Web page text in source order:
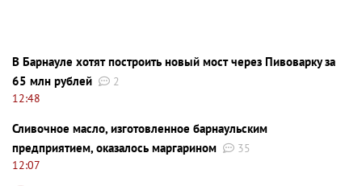
В Барнауле хотят построить новый мост через Пивоварку за
65 млн рублей
2
12:48
Сливочное масло, изготовленное барнаульским
предприятием, оказалось маргарином
35
12:07